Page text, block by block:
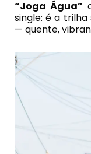
“Joga Água”
single: é a
— quente,